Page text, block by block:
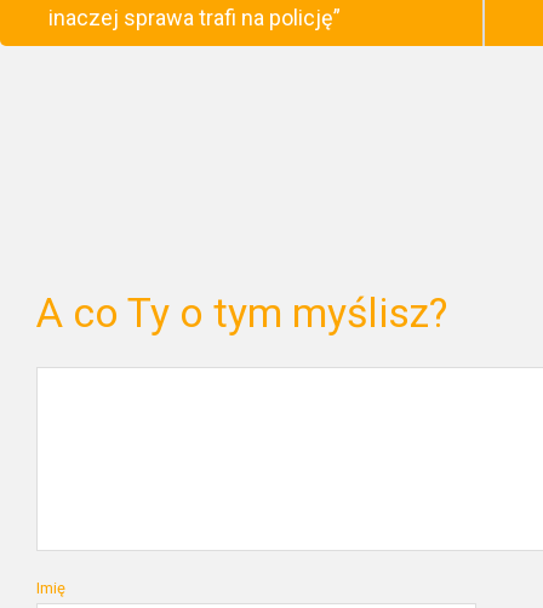
inaczej sprawa trafi na policję”
A co Ty o tym myślisz?
Imię